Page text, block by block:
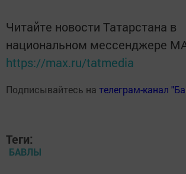
Читайте новости Татарстана в
национальном мессенджере
https://max.ru/tatmedia
Подписывайтесь на телеграм-канал
Теги:
БАВЛЫ